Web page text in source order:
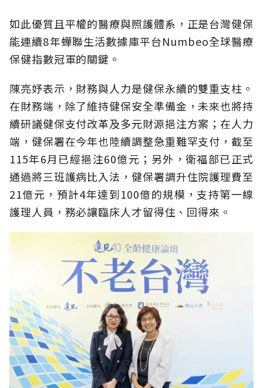
如此優質且平權的醫療與照護體系，正是台灣健保
能連續8年蟬聯生活數據庫平台Numbeo全球醫療
保健指數冠軍的關鍵。
陳亮妤表示，財務與人力是健保永續的雙重支柱。
在財務端，除了維持健保安全準備金，未來也將持
續研議健保支付改革及多元財源挹注方案；在人力
端，健保署在今年也陸續調整急重難罕支付，截至
115年6月已經挹注60億元；另外，衛福部已正式
通過將三班護病比入法，健保署調升住院護理費至
21億元，預計4年達到100億的規模，支持第一線
護理人員，務必讓臨床人才留得住、回得來。